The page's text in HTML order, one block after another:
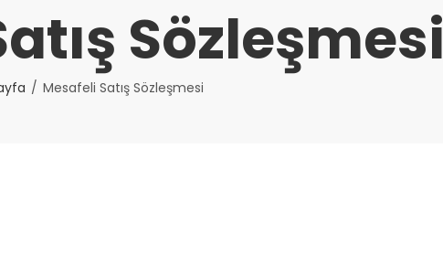
Sözleşmesi
Mesafeli Satış Sözleşmesi